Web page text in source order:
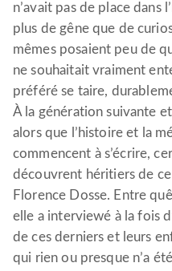
n’avait pas de place
plus de gêne que de
mêmes posaient peu de
ne souhaitait vraiment
préféré se taire,
À la génération suivante
alors que l’histoire et la
commencent à s’écrire,
découvrent héritiers de ce
Florence Dosse. Entre
elle a interviewé à la fois
de ces derniers et leurs
qui rien ou presque n’a